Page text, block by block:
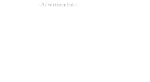
- Advertisement -